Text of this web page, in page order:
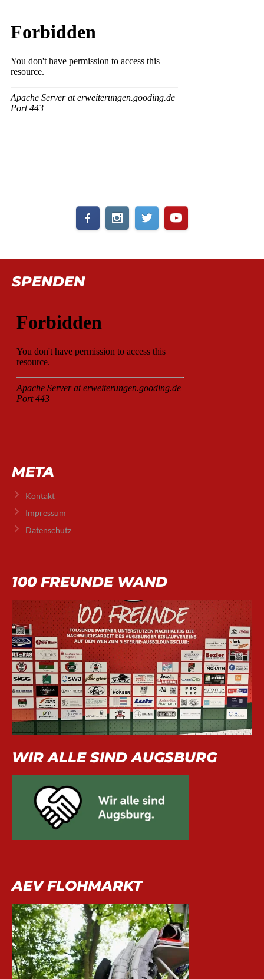
SPENDEN
META
Kontakt
Impressum
Datenschutz
100 FREUNDE WAND
WIR ALLE SIND AUGSBURG
AEV FLOHMARKT